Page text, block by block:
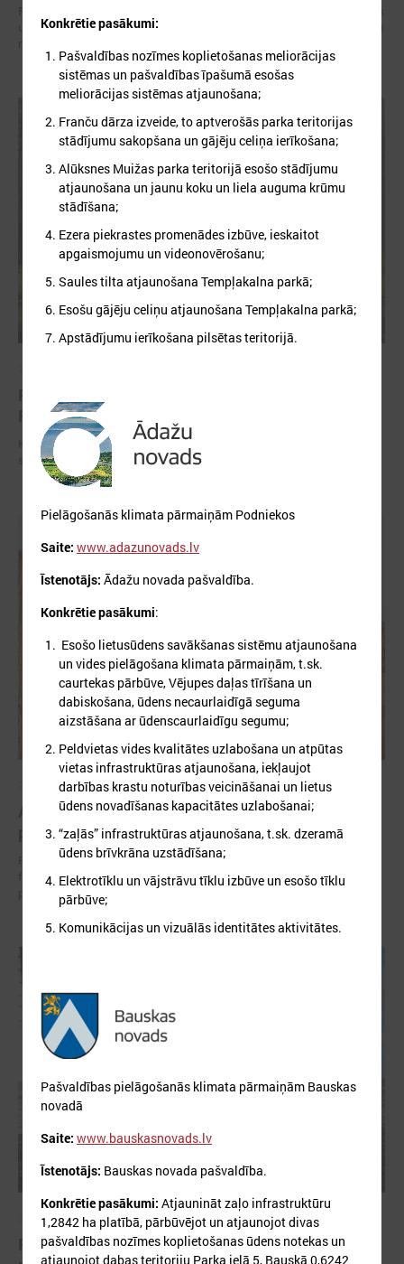
un valsts finansējuma instrumenti, kas palīdz īstenot klimata pārmaiņu
PĀRMAIŅĀM JOMĀ
Klimata pārmaiņas ir viens no būtiskākajiem izaicinājumiem, ar ko
saskaras gan Latvija, gan pasaule kopumā.
2026. gada 30. marts
Apvārsnis Eiropa: finansējuma iespējas
pašvaldībām klimata pārmaiņu jomā
Pašvaldībām šī programma piedāvā reālas iespējas piesaistīt
finansējumu, testēt inovācijas un sadarboties ar starptautiskiem
partneriem.
2026. gada 19. marts
Pašvaldību Ilgtspējīgas enerģētikas un klimata
Konkrētie pasākumi:
Pašvaldības nozīmes koplietošanas meliorācijas
sistēmas un pašvaldības īpašumā esošas
meliorācijas sistēmas atjaunošana;
Franču dārza izveide, to aptverošās parka teritorijas
stādījumu sakopšana un gājēju celiņa ierīkošana;
Alūksnes Muižas parka teritorijā esošo stādījumu
atjaunošana un jaunu koku un liela auguma krūmu
stādīšana;
Ezera piekrastes promenādes izbūve, ieskaitot
apgaismojumu un videonovērošanu;
Saules tilta atjaunošana Tempļakalna parkā;
Esošu gājēju celiņu atjaunošana Tempļakalna parkā;
Apstādījumu ierīkošana pilsētas teritorijā.
Pielāgošanās klimata pārmaiņām Podniekos
Saite: www.adazunovads.lv
Īstenotājs: Ādažu novada pašvaldība.
Konkrētie pasākumi:
Esošo lietusūdens savākšanas sistēmu atjaunošana
un vides pielāgošana klimata pārmaiņām, t.sk.
caurtekas pārbūve, Vējupes daļas tīrīšana un
dabiskošana, ūdens necaurlaidīgā seguma
aizstāšana ar ūdenscaurlaidīgu segumu;
Peldvietas vides kvalitātes uzlabošana un atpūtas
vietas infrastruktūras atjaunošana, iekļaujot
darbības krastu noturības veicināšanai un lietus
ūdens novadīšanas kapacitātes uzlabošanai;
“zaļās” infrastruktūras atjaunošana, t.sk. dzeramā
ūdens brīvkrāna uzstādīšana;
Elektrotīklu un vājstrāvu tīklu izbūve un esošo tīklu
pārbūve;
Komunikācijas un vizuālās identitātes aktivitātes.
Pašvaldības pielāgošanās klimata pārmaiņām Bauskas
novadā
Saite: www.bauskasnovads.lv
Īstenotājs: Bauskas novada pašvaldība.
Konkrētie pasākumi: Atjaunināt zaļo infrastruktūru
1,2842 ha platībā, pārbūvējot un atjaunojot divas
pašvaldības nozīmes koplietošanas ūdens notekas un
atjaunojot dabas teritoriju Parka ielā 5, Bauskā 0,6242